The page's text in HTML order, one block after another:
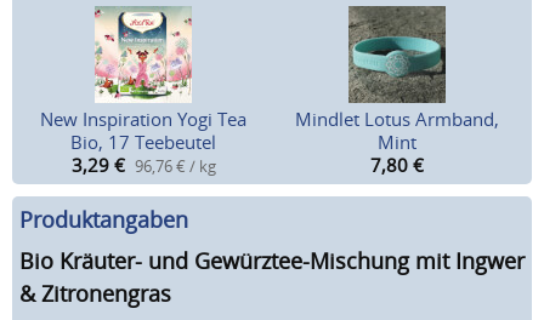
New Inspiration Yogi Tea
Bio, 17 Teebeutel
3,29 € 96,76 € / kg
Mindlet Lotus Armband,
Mint
7,80 €
Produktangaben
Bio Kräuter- und Gewürztee-Mischung mit Ingwer
& Zitronengras